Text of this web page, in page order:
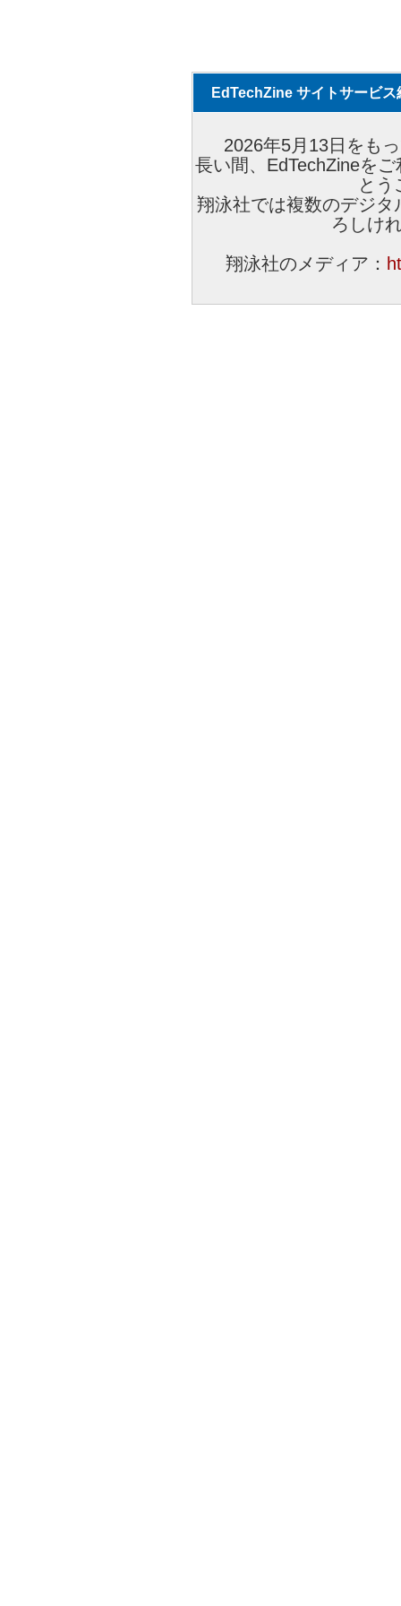
EdTechZine サイトサービス
2026年5月13日をも
長い間、EdTechZineを
とう
翔泳社では複数のデジ
ろしけ
翔泳社のメディア：